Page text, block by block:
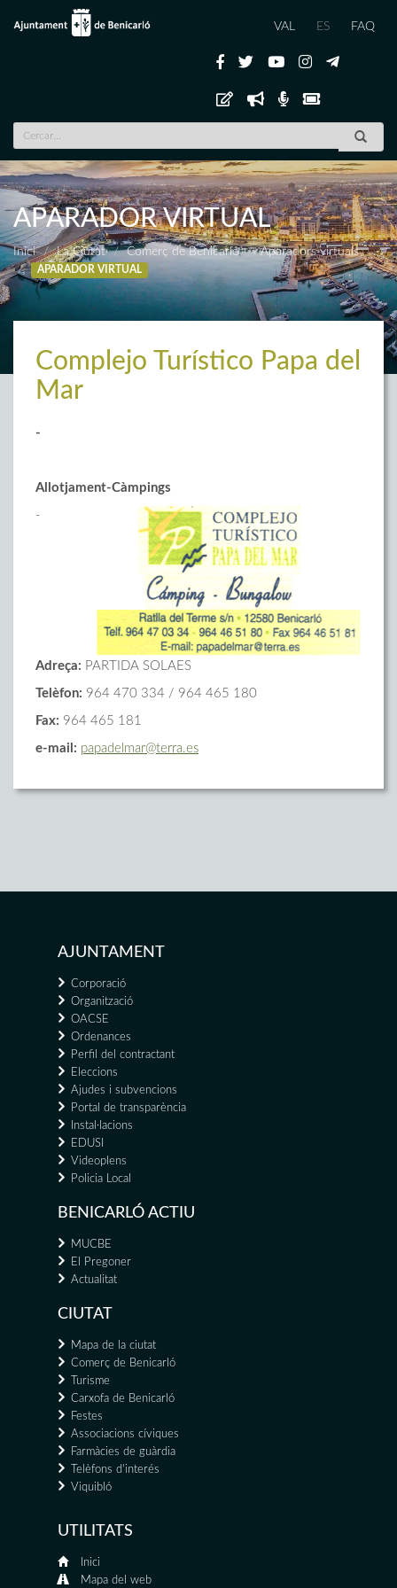
VAL ES FAQ
APARADOR VIRTUAL
Inici La Ciutat Comerç de Benicarló Aparadors virtuals
APARADOR VIRTUAL
Complejo Turístico Papa del
Mar
-
Allotjament-Càmpings
-
Adreça: PARTIDA SOLAES
Telèfon: 964 470 334 / 964 465 180
Fax: 964 465 181
e-mail: papadelmar@terra.es
AJUNTAMENT
Corporació
Organització
OACSE
Ordenances
Perfil del contractant
Eleccions
Ajudes i subvencions
Portal de transparència
Instal·lacions
EDUSI
Videoplens
Policia Local
BENICARLÓ ACTIU
MUCBE
El Pregoner
Actualitat
CIUTAT
Mapa de la ciutat
Comerç de Benicarló
Turisme
Carxofa de Benicarló
Festes
Associacions cíviques
Farmàcies de guàrdia
Telèfons d'interés
Viquibló
UTILITATS
Inici
Mapa del web